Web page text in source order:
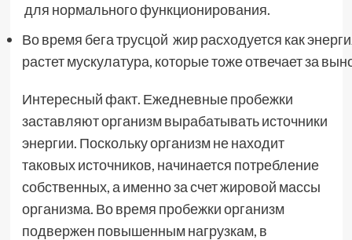
для нормального функционирования.
Во время бега трусцой жир расходуется как
растет мускулатура, которые тоже отвечает за
Интересный факт. Ежедневные пробежки
заставляют организм вырабатывать источники
энергии. Поскольку организм не находит
таковых источников, начинается потребление
собственных, а именно за счет жировой массы
организма. Во время пробежки организм
подвержен повышенным нагрузкам, в